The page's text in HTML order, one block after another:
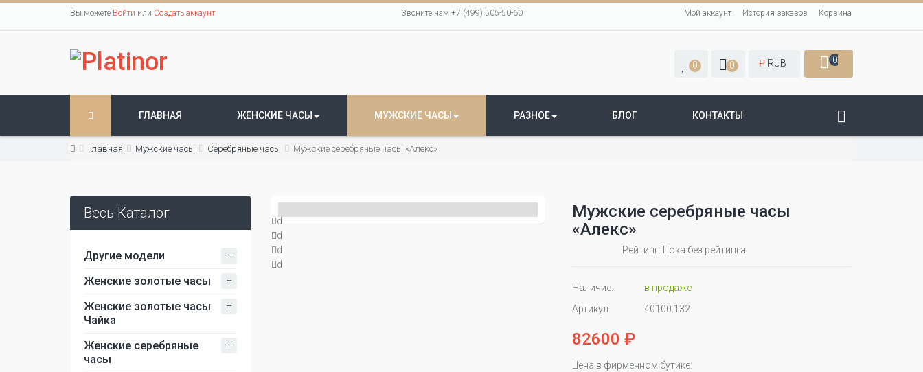
Вы можете Войти или Создать аккаунт Звоните нам +7 (499) 505-50-60 Мой аккаунт История заказов Корзина
0 0 ₽ RUB 0
ГЛАВНАЯ ЖЕНСКИЕ ЧАСЫ МУЖСКИЕ ЧАСЫ РАЗНОЕ БЛОГ КОНТАКТЫ
Главная Мужские часы Серебряные часы Мужские серебряные часы «Алекс»
Весь Каталог
Другие модели +
Женские золотые часы +
Женские золотые часы
Чайка
+
Женские серебряные
часы
+
d
d
d
d
Мужские серебряные часы
«Алекс»
Рейтинг: Пока без рейтинга
Наличие:
в продаже
Артикул:
40100.132
82600 ₽
Цена в фирменном бутике: